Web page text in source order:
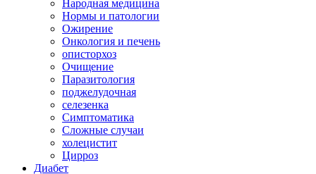
Народная медицина
Нормы и патологии
Ожирение
Онкология и печень
описторхоз
Очищение
Паразитология
поджелудочная
селезенка
Симптоматика
Сложные случаи
холецистит
Цирроз
Диабет